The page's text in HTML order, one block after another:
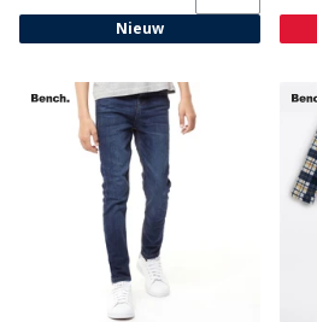
Nieuw